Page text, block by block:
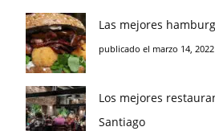
Las mejores
publicado el marzo 14, 2022
Los mejores
Santiago